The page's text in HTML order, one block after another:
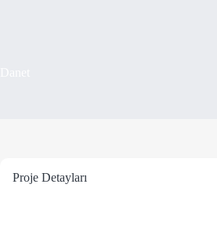
Proje Detayları